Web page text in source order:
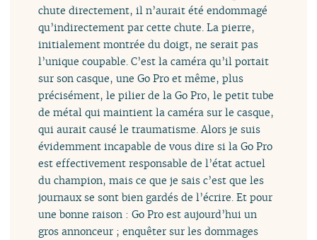
chute directement, il n’aurait été endommagé
qu’indirectement par cette chute. La pierre,
initialement montrée du doigt, ne serait pas
l’unique coupable. C’est la caméra qu’il portait
sur son casque, une Go Pro et même, plus
précisément, le pilier de la Go Pro, le petit tube
de métal qui maintient la caméra sur le casque,
qui aurait causé le traumatisme. Alors je suis
évidemment incapable de vous dire si la Go Pro
est effectivement responsable de l’état actuel
du champion, mais ce que je sais c’est que les
journaux se sont bien gardés de l’écrire. Et pour
une bonne raison : Go Pro est aujourd’hui un
gros annonceur ; enquêter sur les dommages